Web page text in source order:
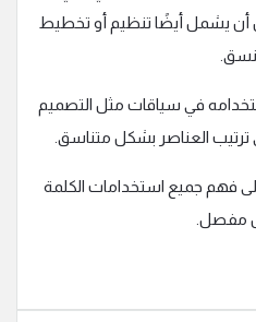
أن يشمل أيضًا تنظيم أو تخطيط
في سياقات مثل التصميم
ترتيب العناصر بشكل متناسق.
فهم جميع استخدامات الكلمة
مفصل.